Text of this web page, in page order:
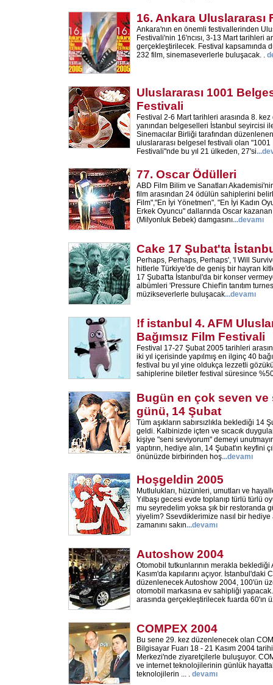
16. Ankara Uluslararası
Ankara'nın en önemli festivallerinden
Festivali'nin 16'ncısı, 3-13 Mart tarihleri
gerçekleştirilecek. Festival kapsamında
232 film, sinemaseverlerle buluşacak. .
Uluslararası 1001
Festivali
Festival 2-6 Mart tarihleri arasında 8. kez
yanından belgeselleri İstanbul seyircisi
Sinemacılar Birliği tarafından
uluslararası belgesel festivali olan
Festivali"nde bu yıl 21 ülkeden, 27'si...
77. Oscar Ödülleri
ABD Film Bilim ve Sanatları
film arasından 24 ödülün sahiplerini
Film","En İyi Yönetmen", "En İyi Kadın
Erkek Oyuncu" dallarında Oscar
(Milyonluk Bebek) damgasını...devamı
Cake 17 Şubat'ta
Perhaps, Perhaps, Perhaps', 'I Will
hitlerle Türkiye'de de geniş bir hayran
17 Şubat'ta İstanbul'da bir konser
albümleri 'Pressure Chief'in tanıtım
müzikseverlerle buluşacak...devamı
!f istanbul 4. AFM
Bağımsız Film Festivali
Festival 17-27 Şubat 2005 tarihleri
iki yıl içerisinde yapılmış en ilginç 40
festival bu yıl yine oldukça lezzetli
sahiplerine biletler festival süresince
Bugün en çok seven ve
günü, 14 Şubat
Tüm aşıkların sabırsızlıkla beklediği 14
geldi. Kalbinizde içten ve sıcacık
kişiye "seni seviyorum" demeyi
yaptırın, hediye alın, 14 Şubat'ın keyfini
önünüzde birbirinden hoş...devamı
Hoşgeldin 2005
Mutlulukları, hüzünleri, umutları ve
Yılbaşı gecesi evde toplanıp türlü türlü
mu seyredelim yoksa şık bir restoranda
yiyelim? Ssevdiklerimize nasıl bir hediye
zamanını sakın...devamı
Autoshow 2004
Otomobil tutkunlarının merakla
Kasım'da kapılarını açıyor. İstanbul'daki
düzenlenecek Autoshow 2004, 100'ün
otomobil markasına ev sahipliği
arasında gerçekleştirilecek fuarda 60'ın
COMPEX 2004
Bu sene 29. kez düzenlenecek olan
Bilgisayar Fuarı 18 - 21 Kasım 2004
Merkezi'nde ziyaretçilerle buluşuyor.
ve internet teknolojilerinin günlük
teknolojilerin ... . devamı